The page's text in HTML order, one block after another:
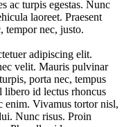
ac turpis egestas. Nunc
laoreet. Praesent
tempor nec, justo.
adipiscing elit.
velit. Mauris pulvinar
porta nec, tempus
libero id lectus rhoncus
enim. Vivamus tortor nisl,
Nunc risus. Proin